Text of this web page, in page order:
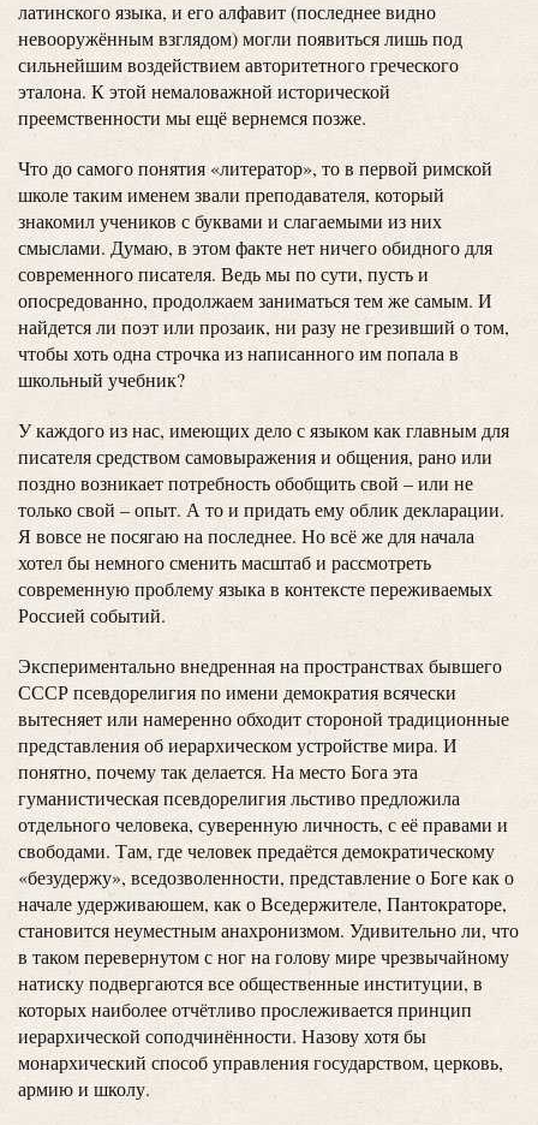
латинского языка, и его алфавит (последнее видно
невооружённым взглядом) могли появиться лишь под
сильнейшим воздействием авторитетного греческого
эталона. К этой немаловажной исторической
преемственности мы ещё вернемся позже.
Что до самого понятия «литератор», то в первой римской
школе таким именем звали преподавателя, который
знакомил учеников с буквами и слагаемыми из них
смыслами. Думаю, в этом факте нет ничего обидного для
современного писателя. Ведь мы по сути, пусть и
опосредованно, продолжаем заниматься тем же самым. И
найдется ли поэт или прозаик, ни разу не грезивший о том,
чтобы хоть одна строчка из написанного им попала в
школьный учебник?
У каждого из нас, имеющих дело с языком как главным для
писателя средством самовыражения и общения, рано или
поздно возникает потребность обобщить свой – или не
только свой – опыт. А то и придать ему облик декларации.
Я вовсе не посягаю на последнее. Но всё же для начала
хотел бы немного сменить масштаб и рассмотреть
современную проблему языка в контексте переживаемых
Россией событий.
Экспериментально внедренная на пространствах бывшего
СССР псевдорелигия по имени демократия всячески
вытесняет или намеренно обходит стороной традиционные
представления об иерархическом устройстве мира. И
понятно, почему так делается. На место Бога эта
гуманистическая псевдорелигия льстиво предложила
отдельного человека, суверенную личность, с её правами и
свободами. Там, где человек предаётся демократическому
«безудержу», вседозволенности, представление о Боге как о
начале удерживаюшем, как о Вседержителе, Пантократоре,
становится неуместным анахронизмом. Удивительно ли, что
в таком перевернутом с ног на голову мире чрезвычайному
натиску подвергаются все общественные институции, в
которых наиболее отчётливо прослеживается принцип
иерархической соподчинённости. Назову хотя бы
монархический способ управления государством, церковь,
армию и школу.